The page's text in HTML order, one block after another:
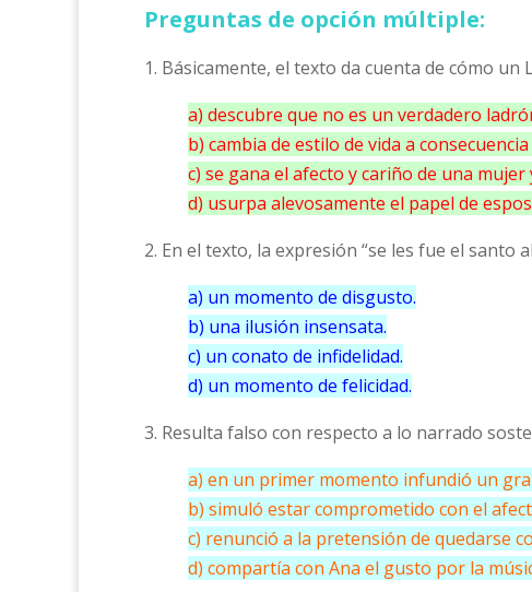
Preguntas de opción múltiple:
1. Básicamente, el texto da cuenta de cómo un
a) descubre que no es un verdadero
b) cambia de estilo de vida a
c) se gana el afecto y cariño de una
d) usurpa alevosamente el papel de
2. En el texto, la expresión “se les fue el santo
a) un momento de disgusto.
b) una ilusión insensata.
c) un conato de infidelidad.
d) un momento de felicidad.
3. Resulta falso con respecto a lo narrado
a) en un primer momento infundió un
b) simuló estar comprometido con el
c) renunció a la pretensión de quedarse
d) compartía con Ana el gusto por la